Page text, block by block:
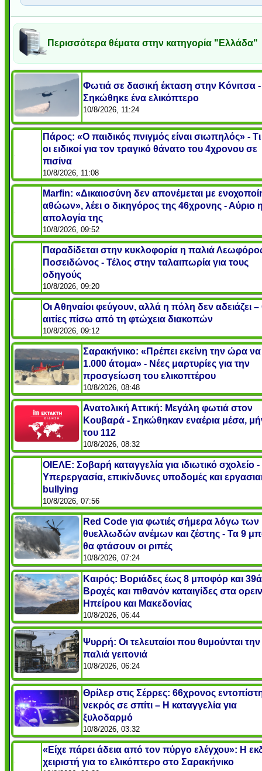
Περισσότερα θέματα στην κατηγορία "Ελλάδα"
Φωτιά σε δασική έκταση στην Κόνιτσα -
Σηκώθηκε ένα ελικόπτερο
10/8/2026, 11:24
Πάρος: «Ο παιδικός πνιγμός είναι σιωπηλός» - Τι
οι ειδικοί για τον τραγικό θάνατο του 4χρονου σε
πισίνα
10/8/2026, 11:08
Marfin: «Δικαιοσύνη δεν απονέμεται με
αθώων», λέει ο δικηγόρος της 46χρονης - Αύριο
απολογία της
10/8/2026, 09:52
Παραδίδεται στην κυκλοφορία η παλιά
Ποσειδώνος - Τέλος στην ταλαιπωρία για τους
οδηγούς
10/8/2026, 09:20
Οι Αθηναίοι φεύγουν, αλλά η πόλη δεν αδειάζει –
αιτίες πίσω από τη φτώχεια διακοπών
10/8/2026, 09:12
Σαρακήνικο: «Πρέπει εκείνη την ώρα να
1.000 άτομα» - Νέες μαρτυρίες για την
προσγείωση του ελικοπτέρου
10/8/2026, 08:48
Ανατολική Αττική: Μεγάλη φωτιά στον
Κουβαρά - Σηκώθηκαν εναέρια μέσα,
του 112
10/8/2026, 08:32
ΟΙΕΛΕ: Σοβαρή καταγγελία για ιδιωτικό σχολείο -
Υπερεργασία, επικίνδυνες υποδομές και
bullying
10/8/2026, 07:56
Red Code για φωτιές σήμερα λόγω των
θυελλωδών ανέμων και ζέστης - Τα 9
θα φτάσουν οι ριπές
10/8/2026, 07:24
Καιρός: Βοριάδες έως 8 μποφόρ και
Βροχές και πιθανόν καταιγίδες στα
Ηπείρου και Μακεδονίας
10/8/2026, 06:44
Ψυρρή: Οι τελευταίοι που θυμούνται την
παλιά γειτονιά
10/8/2026, 06:24
Θρίλερ στις Σέρρες: 66χρονος
νεκρός σε σπίτι – Η καταγγελία για
ξυλοδαρμό
10/8/2026, 03:32
«Είχε πάρει άδεια από τον πύργο ελέγχου»: Η
χειριστή για το ελικόπτερο στο Σαρακήνικο